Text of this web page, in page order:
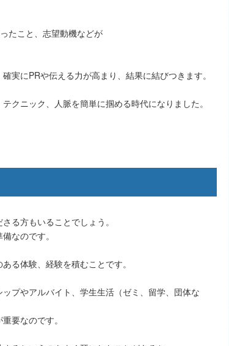
たこと、志望動機などが
実にPRや伝える力が高まり、結果に結びつきます。
クニック、人脈を簡単に掴める時代になりました。
る方もいることでしょう。
なのです。
る体験、経験を積むことです。
プやアルバイト、学生生活（ゼミ、留学、団体な
要なのです。